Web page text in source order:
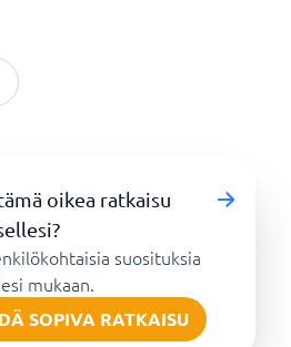
oikea ratkaisu
suosituksia
mukaan.
SOPIVA RATKAISU